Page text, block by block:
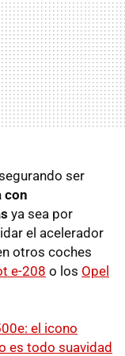
ser
con
ya sea por
el acelerador
otros coches
e-208 o los Opel
el icono
es todo suavidad